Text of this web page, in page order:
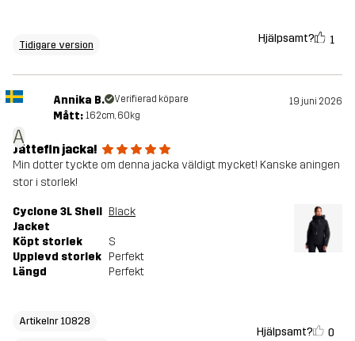
Tidigare version Hjälpsamt? 1
A
Annika B. Verifierad köpare 19 juni 2026
Mått: 162cm, 60kg
Jättefin jacka!
Min dotter tyckte om denna jacka väldigt mycket! Kanske aningen
stor i storlek!
Cyclone 3L Shell
Jacket
Black
Köpt storlek
S
Upplevd storlek Perfekt
Längd
Perfekt
Artikelnr 10828
Hjälpsamt? 0